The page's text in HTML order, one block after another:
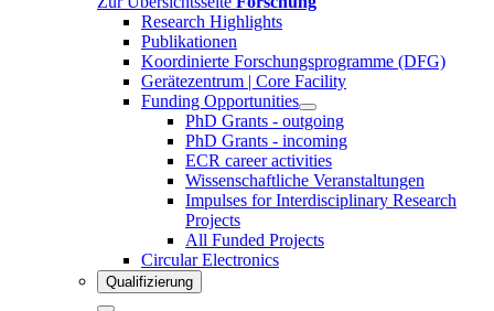
Research Highlights
Publikationen
Koordinierte Forschungsprogramme (DFG)
Gerätezentrum | Core Facility
Funding Opportunities
PhD Grants - outgoing
PhD Grants - incoming
ECR career activities
Wissenschaftliche Veranstaltungen
Impulses for Interdisciplinary Research
Projects
All Funded Projects
Circular Electronics
Qualifizierung